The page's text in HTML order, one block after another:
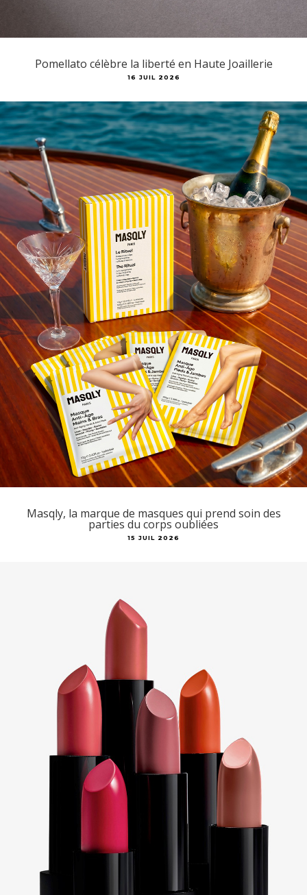
Pomellato célèbre la liberté en Haute Joaillerie
16 JUIL 2026
Masqly, la marque de masques qui prend soin des
parties du corps oubliées
15 JUIL 2026